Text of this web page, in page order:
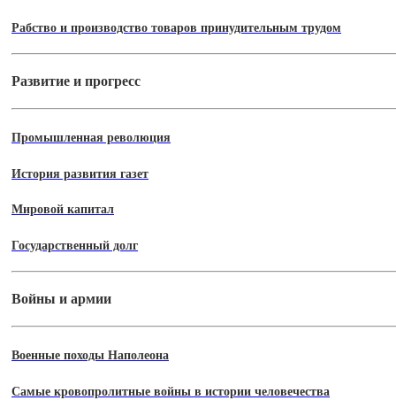
Рабство и производство товаров принудительным трудом
Развитие и прогресс
Промышленная революция
История развития газет
Мировой капитал
Государственный долг
Войны и армии
Военные походы Наполеона
Самые кровопролитные войны в истории человечества